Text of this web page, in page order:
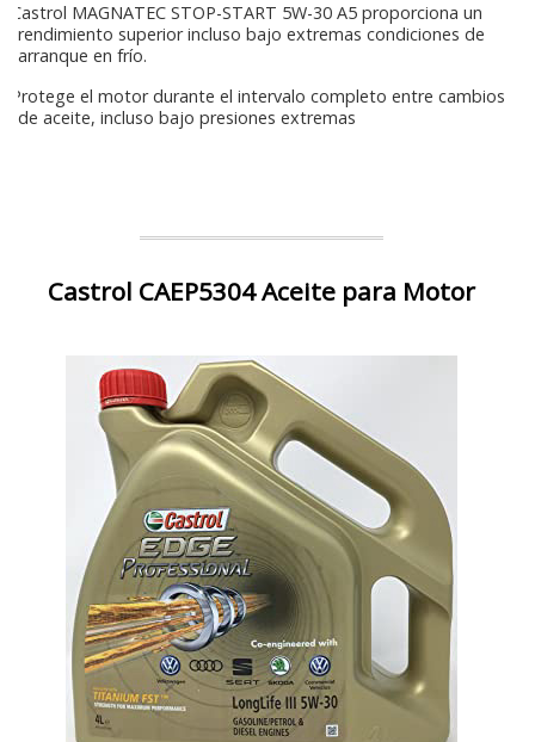
Castrol MAGNATEC STOP-START 5W-30 A5 proporciona un
rendimiento superior incluso bajo extremas condiciones de
arranque en frío.
Protege el motor durante el intervalo completo entre cambios
de aceite, incluso bajo presiones extremas
Castrol CAEP5304 Aceite para Motor